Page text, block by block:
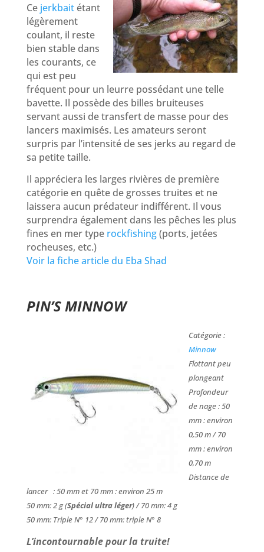
Ce jerkbait étant
légèrement
coulant, il reste
bien stable dans
les courants, ce
qui est peu
fréquent pour un leurre possédant une telle
bavette. Il possède des billes bruiteuses
servant aussi de transfert de masse pour des
lancers maximisés. Les amateurs seront
surpris par l’intensité de ses jerks au regard de
sa petite taille.
Il appréciera les larges rivières de première
catégorie en quête de grosses truites et ne
laissera aucun prédateur indifférent. Il vous
surprendra également dans les pêches les plus
fines en mer type rockfishing(ports, jetées
rocheuses, etc.)
Voir la fiche article du Eba Shad
PIN’S MINNOW
Catégorie :
Minnow
Flottant peu
plongeant
Profondeur
de nage : 50
mm : environ
0,50 m / 70
mm : environ
0,70 m
Distance de
lancer : 50 mm et 70 mm : environ 25 m
50 mm: 2 g (Spécial ultra léger) / 70 mm: 4 g
50 mm: Triple N° 12 / 70 mm: triple N° 8
L’incontournable pour la truite!